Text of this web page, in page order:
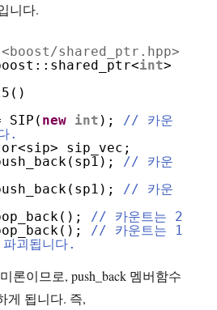
니다.
shared_ptr.hpp>
int>
SIP( new int ); // 카운
.
sip_vec;
// 카운
// 카운
// 카운트는 2
// 카운트는 1
괴됩니다.
론이므로, push_back 멤버함수
게 됩니다. 즉,